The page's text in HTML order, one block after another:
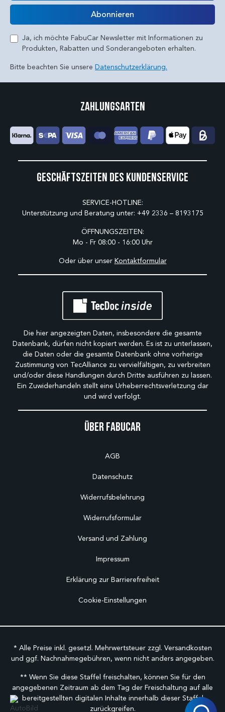
E-Mail
Abonnieren
Ja, ich möchte FabuCar Newsletter mit Informationen zu
Produkten, Rabatten und Sonderangeboten erhalten.
Bitte beachten Sie unsere Datenschutzerklärung.
Über Fabucar
AGB
Datenschutz
Widerrufsbelehrung
Widerrufsformular
Versand und Zahlung
Impressum
Erklärung zur Barrierefreiheit
Cookie-Einstellungen
Geschäftszeiten des Kundenservice
SERVICE-HOTLINE:
Unterstützung und Beratung unter: +49 2336 – 8193175
ÖFFNUNGSZEITEN:
Mo - Fr 08:00 - 16:00 Uhr
Oder über unser Kontaktformular
Zahlungsarten
Die hier angezeigten Daten, insbesondere die gesamte
Datenbank, dürfen nicht kopiert werden. Es ist zu unterlassen,
die Daten oder die gesamte Datenbank ohne vorherige
Zustimmung von TecAlliance zu vervielfältigen, zu verbreiten
und/oder diese Handlungen durch Dritte ausführen zu lassen.
Ein Zuwiderhandeln stellt eine Urheberrechtsverletzung dar
und wird verfolgt.
* Alle Preise inkl. gesetzl. Mehrwertsteuer zzgl. Versandkosten
und ggf. Nachnahmegebühren, wenn nicht anders angegeben.
** Wenn Sie diese Staffel freischalten, können Sie für den
angegebenen Zeitraum ab dem Tag der Freischaltung auf alle
bereitgestellten digitalen Inhalte innerhalb dieser Staffel
zurückgreifen.